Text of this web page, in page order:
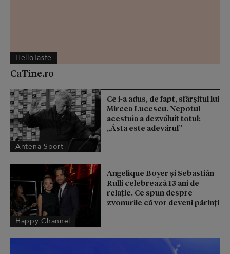
HelloTaste
CaTine.ro
Antena Sport
Ce i-a adus, de fapt, sfârșitul lui
Mircea Lucescu. Nepotul
acestuia a dezvăluit totul:
„Ăsta este adevărul”
Happy Channel
Angelique Boyer și Sebastián
Rulli celebrează 13 ani de
relație. Ce spun despre
zvonurile că vor deveni părinți